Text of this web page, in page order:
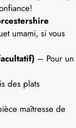
umami, si vous
– Pour un
des plats
maîtresse de